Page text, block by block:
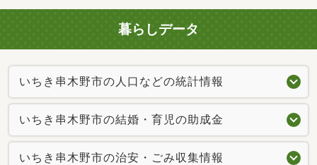
暮らしデータ
いちき串木野市の人口などの統計情報
いちき串木野市の結婚・育児の助成金
いちき串木野市の治安・ごみ収集情報